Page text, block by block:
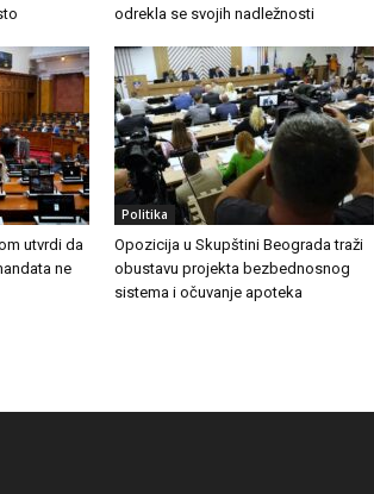
odrekla se svojih nadležnosti
utvrdi da
ne
Politika
Opozicija u Skupštini Beograda traži
obustavu projekta bezbednosnog
sistema i očuvanje apoteka